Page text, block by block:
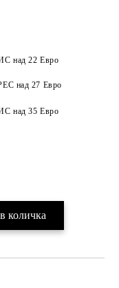
над 22 Евро
над 27 Евро
над 35 Евро